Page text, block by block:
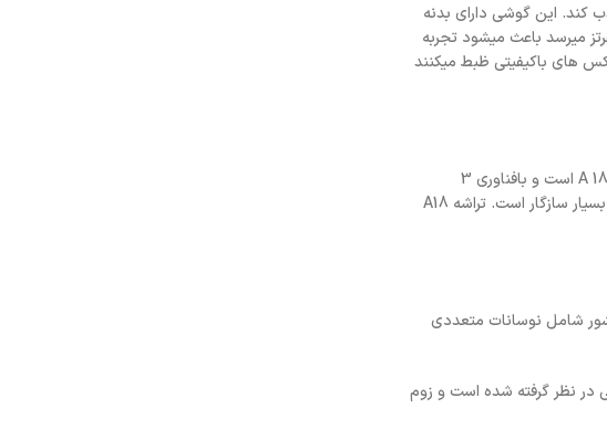
کند. این گوشی دارای بدنه
است و برخلاف ابعاد بزرگی که دارد وزن بسیار مناسبی دارد و صفحه نمایش آن بزرگ است و کیفیتی که نرخ نوسازی آن به 120 هرتز میرسد باعث میشود تجربه
های باکیفیتی ظبط میکنند
هنگام خرید آیفون سری 16 به این موضوع توجه داشته باشید که اپل از پردازنده ی جدیدی برای این گوشی استفاده کرده است که نام آن A 18 است و بافناوری 3
این موضوع توجه داشت که در مقایسه با آیفون 15 قیمت آن تفاوت زیادی ندارد که البته قیمت آیفون 16 در کشور شامل نوسانات متعددی
واید آن 12 مگا پیکسل است و همچنین امکان زوم 2 برابر برای این گوشی در نظر گرفته شده است و زوم